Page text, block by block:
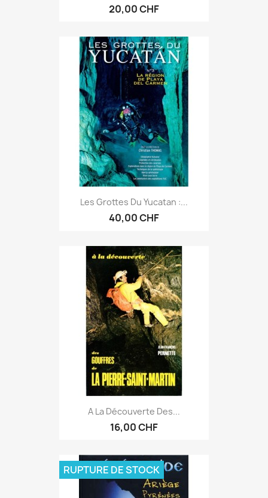
20,00 CHF
Les Grottes Du Yucatan :...
40,00 CHF
A La Découverte Des...
16,00 CHF
RUPTURE DE STOCK